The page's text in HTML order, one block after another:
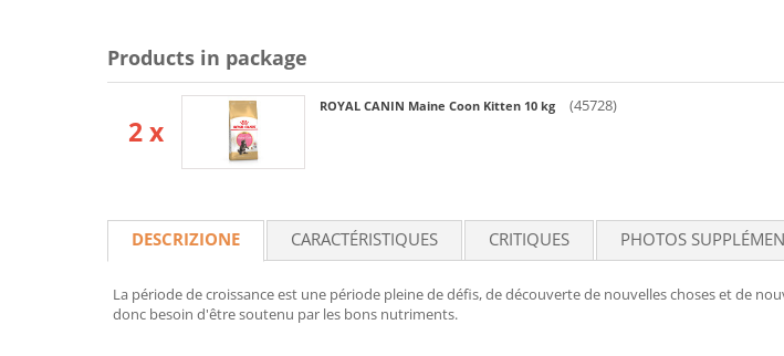
Products in package
2 x
ROYAL CANIN Maine Coon Kitten 10 kg (45728)
DESCRIZIONE CARACTÉRISTIQUES CRITIQUES PHOTOS
La période de croissance est une période pleine de défis, de découverte de nouvelles choses et de
donc besoin d'être soutenu par les bons nutriments.